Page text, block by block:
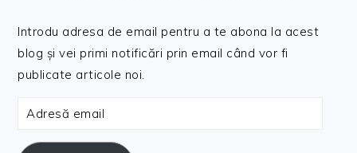
Introdu adresa de email pentru a te abona la acest
blog și vei primi notificări prin email când vor fi
publicate articole noi.
Adresă